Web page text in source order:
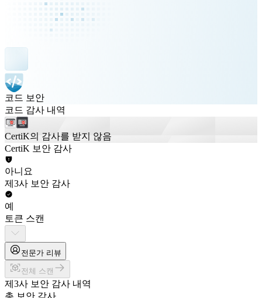
코드 보안
코드 감사 내역
CertiK의 감사를 받지 않음
CertiK 보안 감사
아니요
제3사 보안 감사
예
토큰 스캔
전문가 리뷰
전체 스캔
제3사 보안 감사 내역
총 보안 감사